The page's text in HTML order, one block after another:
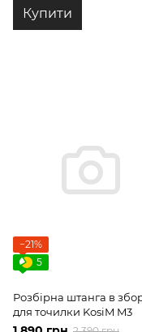
Купити
−21%
5
Розбірна штанга в
для точилки KosiM M3